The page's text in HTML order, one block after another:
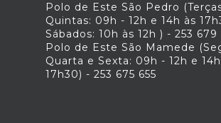
Polo de Este São Pedro
Quintas: 09h - 12h e 14h às
Sábados: 10h às 12h ) - 253 679
Polo de Este São Mamede
Quarta e Sexta: 09h - 12h e
17h30) - 253 675 655